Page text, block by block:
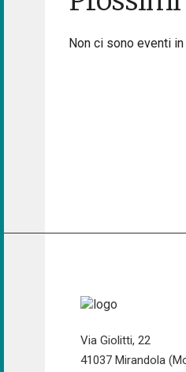
Non ci sono eventi
Via Giolitti, 22
41037 Mirandola